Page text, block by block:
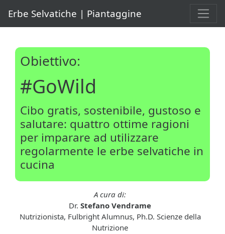
Erbe Selvatiche | Piantaggine
Obiettivo:
#GoWild
Cibo gratis, sostenibile, gustoso e
salutare: quattro ottime ragioni
per imparare ad utilizzare
regolarmente le erbe selvatiche in
cucina
A cura di:
Dr. Stefano Vendrame
Nutrizionista, Fulbright Alumnus, Ph.D. Scienze della
Nutrizione